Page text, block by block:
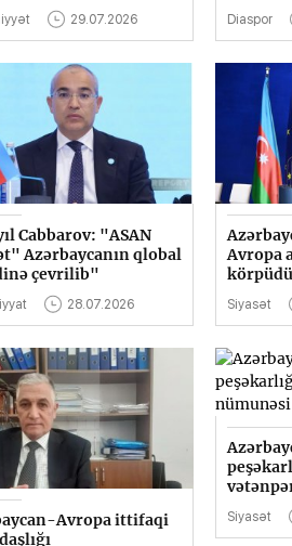
29.07.2026 Diaspor
Cabbarov: "ASAN
Azərbaycanın qlobal
çevrilib"
28.07.2026
Avropa
Siyasət
Avropa ittifaqi
Siyasət